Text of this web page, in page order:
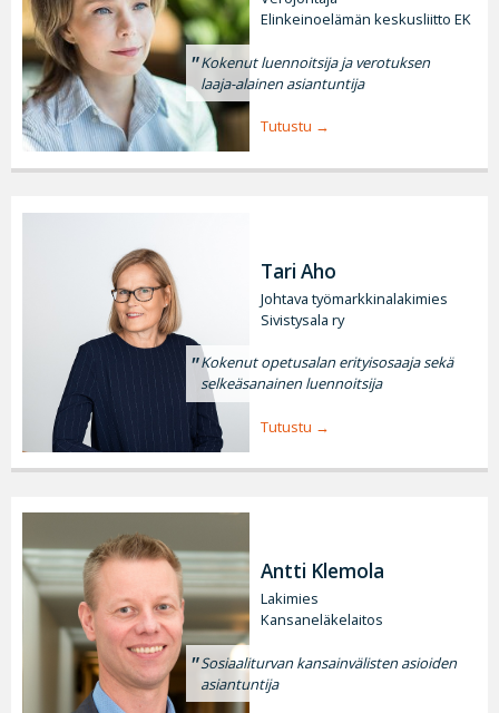
Elinkeinoelämän keskusliitto EK
Kokenut luennoitsija ja verotuksen
laaja-alainen asiantuntija
Tutustu
Tari Aho
Johtava työmarkkinalakimies
Sivistysala ry
Kokenut opetusalan erityisosaaja sekä
selkeäsanainen luennoitsija
Tutustu
Antti Klemola
Lakimies
Kansaneläkelaitos
Sosiaaliturvan kansainvälisten asioiden
asiantuntija